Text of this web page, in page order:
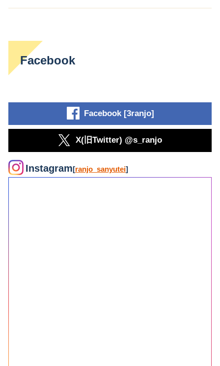
Facebook
Facebook [3ranjo]
X(旧Twitter) @s_ranjo
Instagram[ranjo_sanyutei]